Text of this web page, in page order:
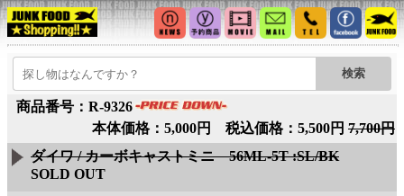
商品番号：R-9326
本体価格：5,000円 税込価格：5,500円 7,700円
ダイワ / カーボキャストミニ 56ML-5T :SL/BK
SOLD OUT